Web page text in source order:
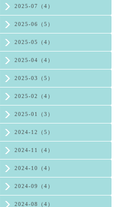
2025-07（4）
2025-06（5）
2025-05（4）
2025-04（4）
2025-03（5）
2025-02（4）
2025-01（3）
2024-12（5）
2024-11（4）
2024-10（4）
2024-09（4）
2024-08（4）